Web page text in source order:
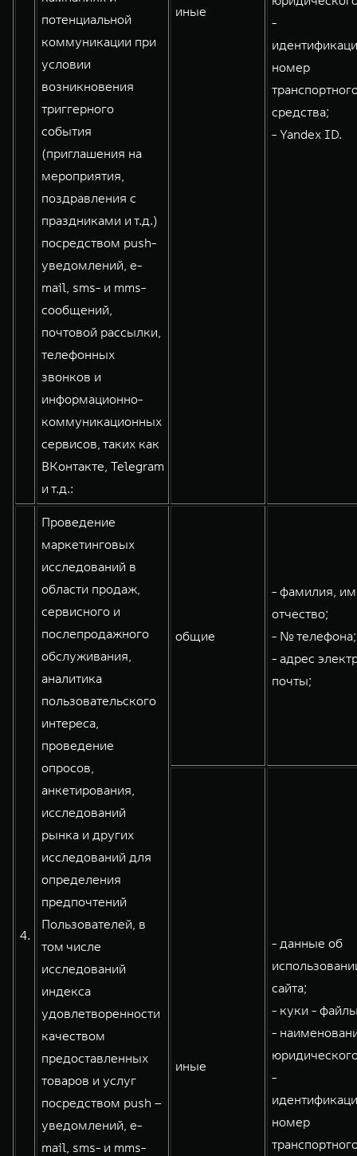
потенциальной
коммуникации при
условии
возникновения
триггерного
события
(приглашения на
мероприятия,
поздравления с
праздниками и т.д.)
посредством push-
уведомлений, e-
mail, sms- и mms-
сообщений,
почтовой рассылки,
телефонных
звонков и
информационно-
коммуникационных
сервисов, таких как
ВКонтакте, Telegram
и т.д.:
иные
-
номер
средства;
- Yandex ID.
4.
Проведение
маркетинговых
исследований в
области продаж,
сервисного и
послепродажного
обслуживания,
аналитика
пользовательского
интереса,
проведение
опросов,
анкетирования,
исследований
рынка и других
исследований для
определения
предпочтений
Пользователей, в
том числе
исследований
индекса
удовлетворенности
качеством
предоставленных
товаров и услуг
посредством push –
уведомлений, e-
mail, sms- и mms-
общие
- фамилия,
отчество;
- № телефона;
- адрес
почты;
иные
- данные об
сайта;
- куки -
-
-
номер